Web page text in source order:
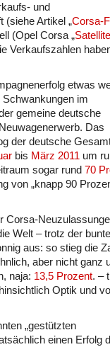
und
(siehe Artikel „Corsa-
(Opel Corsa „Satellite
Verkaufszahlen
etwas
im
gemeine deutsche
Das
der deutsche
bis März 2011 um
sogar rund 70
von „knapp 90
Corsa-
Welt – trotz der
aus: so stieg die
aber nicht ganz
naja: 13,5 Prozent. –
Optik und
„gestützten
einen Erfolg